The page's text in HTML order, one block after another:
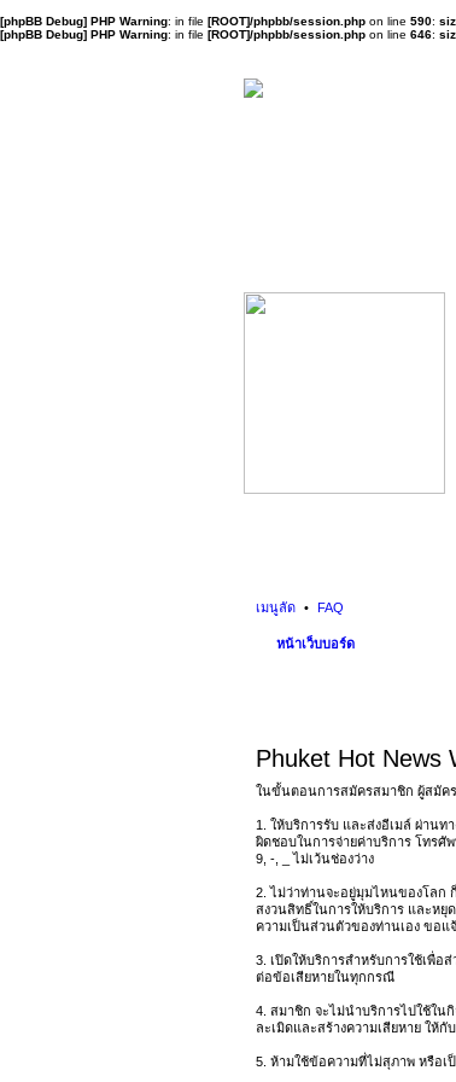
[phpBB Debug] PHP Warning: in file [ROOT]/phpbb/session.php on line 590:
[phpBB Debug] PHP Warning: in file [ROOT]/phpbb/session.php on line 646:
เมนูลัด FAQ
หน้าเว็บบอร์ด
Phuket Hot
ในขั้นตอนการสมัครสมาชิก ผู้สมัค
1. ให้บริการรับ และส่งอีเมล์ ผ่าน
ผิดชอบในการจ่ายค่าบริการ โทรศั
9, -, _ ไม่เว้นช่องว่าง
2. ไม่ว่าท่านจะอยู่มุมไหนของโลก
สงวนสิทธิ์ในการให้บริการ และหยุ
ความเป็นส่วนตัวของท่านเอง ขอแ
3. เปิดให้บริการสำหรับการใช้เพื่
ต่อข้อเสียหายในทุกกรณี
4. สมาชิก จะไม่นำบริการไปใช้ใน
ละเมิดและสร้างความเสียหาย ให้
5. ห้ามใช้ข้อความที่ไม่สุภาพ หรือเ